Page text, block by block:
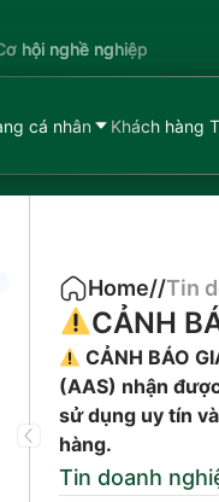
hội nghề nghiệp
cá nhân Khách hàng
Home//Tin
CẢNH
CẢNH BÁO
(AAS) nhận
sử dụng uy tín
hàng.
Tin doanh